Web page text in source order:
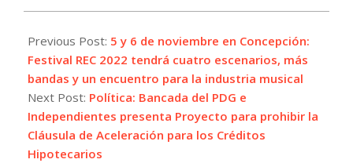
09-
14
Previous Post: 5 y 6 de noviembre en Concepción:
Festival REC 2022 tendrá cuatro escenarios, más
bandas y un encuentro para la industria musical
Next Post: Política: Bancada del PDG e
Independientes presenta Proyecto para prohibir la
Cláusula de Aceleración para los Créditos
Hipotecarios